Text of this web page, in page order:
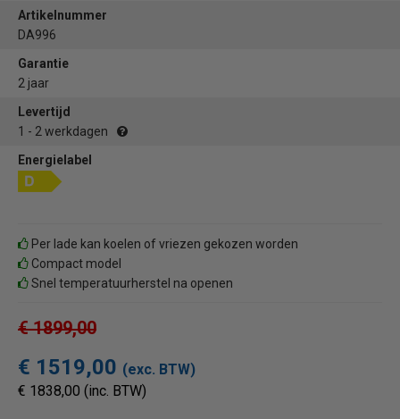
Artikelnummer
DA996
Garantie
2 jaar
Levertijd
1 - 2 werkdagen
Energielabel
Per lade kan koelen of vriezen gekozen worden
Compact model
Snel temperatuurherstel na openen
€ 1899,00
€ 1519,00 (exc. BTW)
€ 1838,00 (inc. BTW)